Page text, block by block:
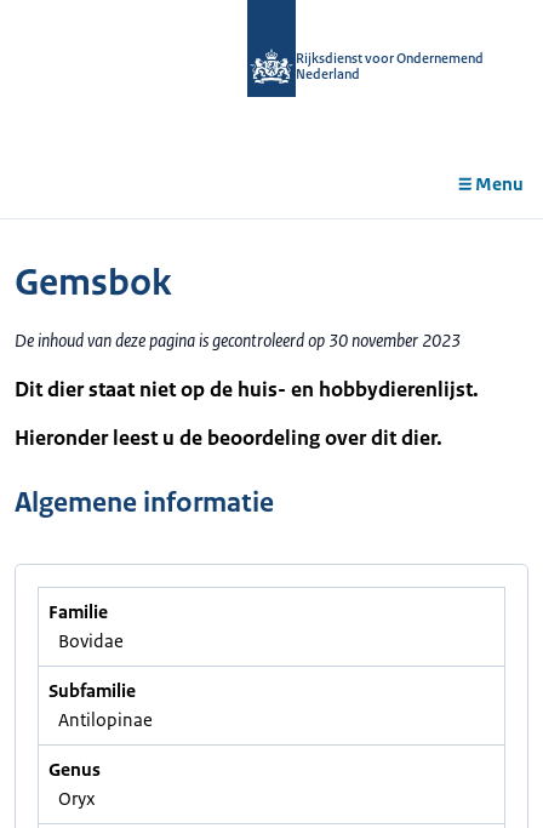
Rijksdienst voor Ondernemend
Nederland
Menu
Gemsbok
De inhoud van deze pagina is gecontroleerd op 30 november 2023
Dit dier staat niet op de huis- en hobbydierenlijst.
Hieronder leest u de beoordeling over dit dier.
Algemene informatie
Familie
Bovidae
Subfamilie
Antilopinae
Genus
Oryx